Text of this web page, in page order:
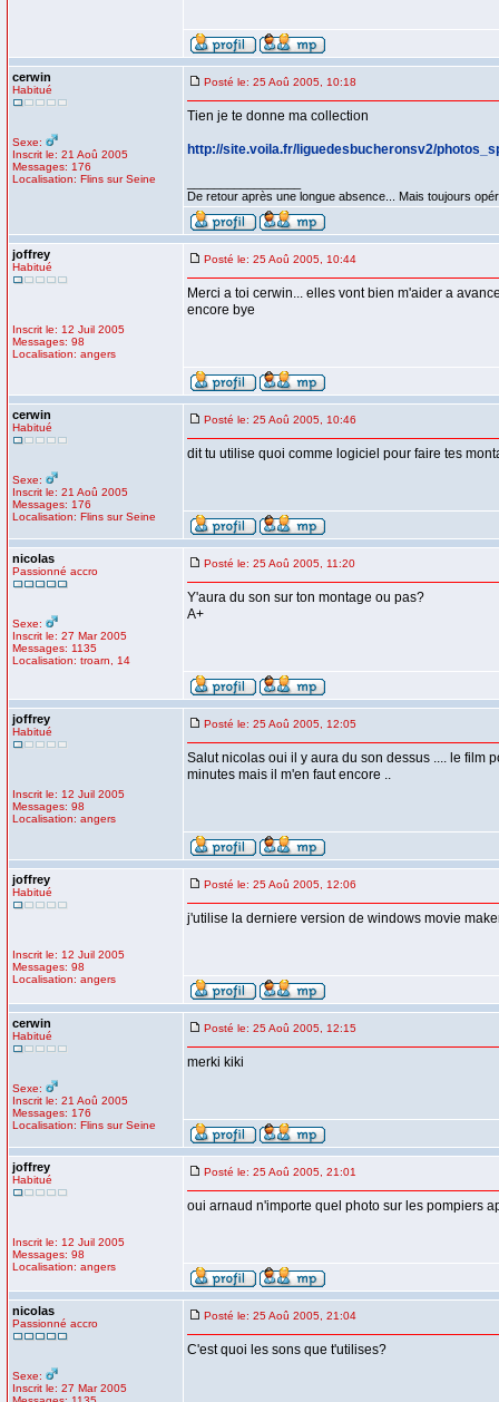
cerwin
Habitué
Sexe:
Inscrit le: 21 Aoû 2005
Messages: 176
Localisation: Flins sur Seine
Posté le: 25 Aoû 2005, 10:18
Tien je te donne ma collection
http://site.voila.fr/liguedesbucheronsv2/
De retour après une longue absence... Mais toujours
joffrey
Habitué
Inscrit le: 12 Juil 2005
Messages: 98
Localisation: angers
Posté le: 25 Aoû 2005, 10:44
Merci a toi cerwin... elles vont bien m'aider a
encore bye
cerwin
Habitué
Sexe:
Inscrit le: 21 Aoû 2005
Messages: 176
Localisation: Flins sur Seine
Posté le: 25 Aoû 2005, 10:46
dit tu utilise quoi comme logiciel pour faire tes
nicolas
Passionné accro
Sexe:
Inscrit le: 27 Mar 2005
Messages: 1135
Localisation: troarn, 14
Posté le: 25 Aoû 2005, 11:20
Y'aura du son sur ton montage ou pas?
A+
joffrey
Habitué
Inscrit le: 12 Juil 2005
Messages: 98
Localisation: angers
Posté le: 25 Aoû 2005, 12:05
Salut nicolas oui il y aura du son dessus .... le film
minutes mais il m'en faut encore ..
joffrey
Habitué
Inscrit le: 12 Juil 2005
Messages: 98
Localisation: angers
Posté le: 25 Aoû 2005, 12:06
j'utilise la derniere version de windows movie
cerwin
Habitué
Sexe:
Inscrit le: 21 Aoû 2005
Messages: 176
Localisation: Flins sur Seine
Posté le: 25 Aoû 2005, 12:15
merki kiki
joffrey
Habitué
Inscrit le: 12 Juil 2005
Messages: 98
Localisation: angers
Posté le: 25 Aoû 2005, 21:01
oui arnaud n'importe quel photo sur les pompiers
nicolas
Passionné accro
Sexe:
Inscrit le: 27 Mar 2005
Posté le: 25 Aoû 2005, 21:04
C'est quoi les sons que t'utilises?